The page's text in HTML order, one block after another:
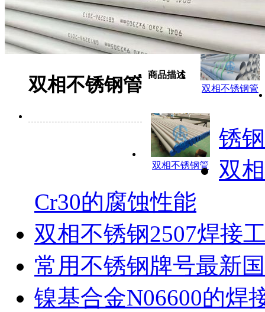
双相不锈钢管 商品描述
双相不锈钢管
双相不锈钢管
锈
双
Cr30的腐蚀性能
双相不锈钢2507焊接
常用不锈钢牌号最新
镍基合金N06600的焊